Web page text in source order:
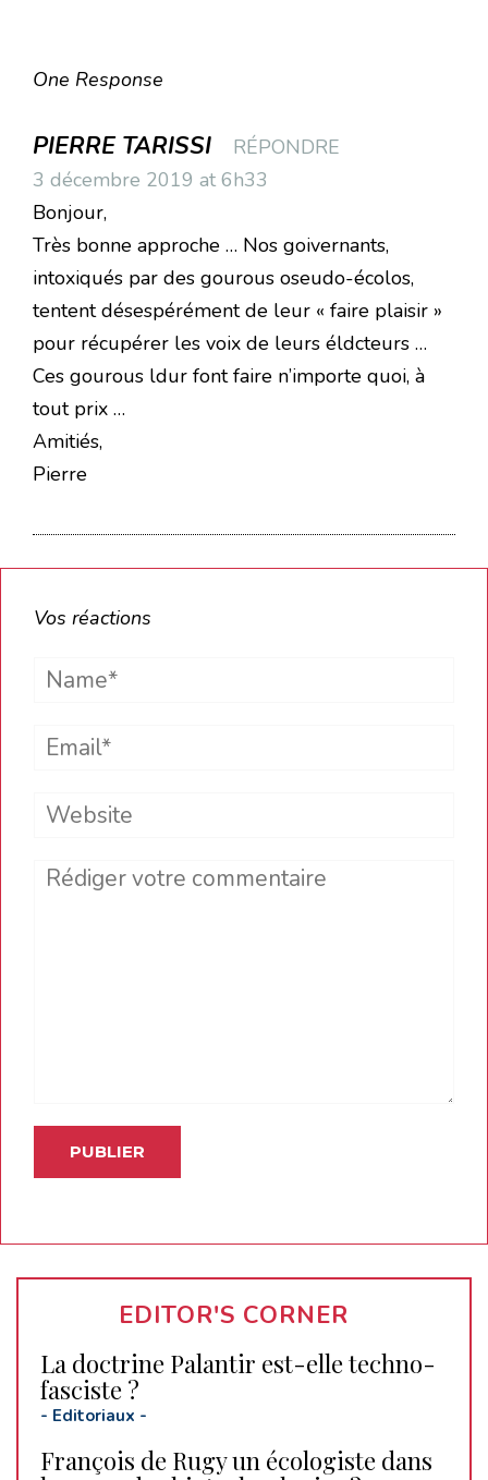
One Response
PIERRE TARISSI
RÉPONDRE
3 décembre 2019 at 6h33
Bonjour,
Très bonne approche … Nos goivernants,
intoxiqués par des gourous oseudo-écolos,
tentent désespérément de leur « faire plaisir »
pour récupérer les voix de leurs éldcteurs …
Ces gourous ldur font faire n’importe quoi, à
tout prix …
Amitiés,
Pierre
Vos réactions
Name*
Email*
Website
Comment
EDITOR'S CORNER
La doctrine Palantir est-elle techno-
fasciste ?
- Editoriaux -
François de Rugy un écologiste dans